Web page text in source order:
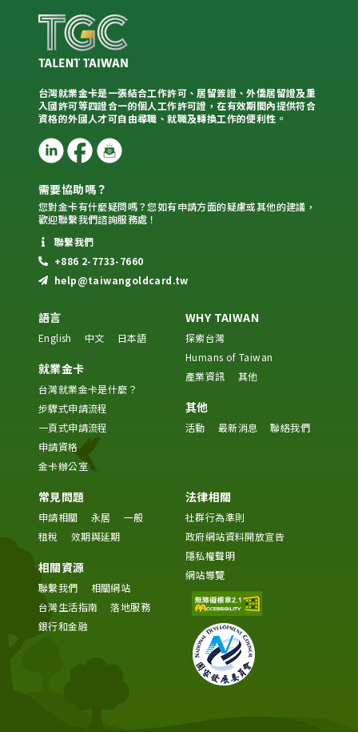
台灣就業金卡是一張結合工作許可、居留簽證、外僑居留證及重
入國許可等四證合一的個人工作許可證，在有效期間內提供符合
資格的外國人才可自由尋職、就職及轉換工作的便利性。
需要協助嗎？
您對金卡有什麼疑問嗎？您如有申請方面的疑慮或其他的建議，
歡迎聯繫我們諮詢服務處！
聯繫我們
+886 2-7733-7660
help@taiwangoldcard.tw
語言
English 中文 日本語
就業金卡
台灣就業金卡是什麼？
步驟式申請流程
一頁式申請流程
申請資格
金卡辦公室
WHY TAIWAN
探索台灣
Humans of Taiwan
產業資訊
其他
其他
活動 最新消息 聯絡我們
常見問題
申請相關 永居
一般
租稅
效期與延期
相關資源
聯繫我們
相關網站
台灣生活指南
落地服務
銀行和金融
法律相關
社群行為準則
政府網站資料開放宣告
隱私權聲明
網站導覽